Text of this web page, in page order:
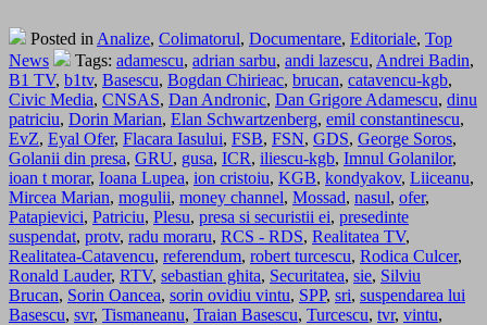
Posted in Analize, Colimatorul, Documentare, Editoriale, Top
News
Tags: adamescu, adrian sarbu, andi lazescu, Andrei Badin,
B1 TV, b1tv, Basescu, Bogdan Chirieac, brucan, catavencu-kgb,
Civic Media, CNSAS, Dan Andronic, Dan Grigore Adamescu, dinu
patriciu, Dorin Marian, Elan Schwartzenberg, emil constantinescu,
EvZ, Eyal Ofer, Flacara Iasului, FSB, FSN, GDS, George Soros,
Golanii din presa, GRU, gusa, ICR, iliescu-kgb, Imnul Golanilor,
ioan t morar, Ioana Lupea, ion cristoiu, KGB, kondyakov, Liiceanu,
Mircea Marian, mogulii, money channel, Mossad, nasul, ofer,
Patapievici, Patriciu, Plesu, presa si securistii ei, presedinte
suspendat, protv, radu moraru, RCS - RDS, Realitatea TV,
Realitatea-Catavencu, referendum, robert turcescu, Rodica Culcer,
Ronald Lauder, RTV, sebastian ghita, Securitatea, sie, Silviu
Brucan, Sorin Oancea, sorin ovidiu vintu, SPP, sri, suspendarea lui
Basescu, svr, Tismaneanu, Traian Basescu, Turcescu, tvr, vintu,